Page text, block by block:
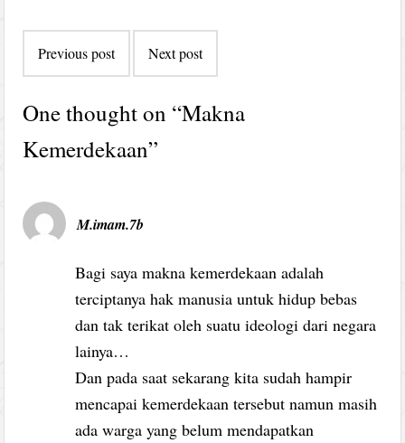
navigation
Previous post Next post
One thought on “Makna
Kemerdekaan”
M.imam.7b
Bagi saya makna kemerdekaan adalah
terciptanya hak manusia untuk hidup bebas
dan tak terikat oleh suatu ideologi dari negara
lainya…
Dan pada saat sekarang kita sudah hampir
mencapai kemerdekaan tersebut namun masih
ada warga yang belum mendapatkan